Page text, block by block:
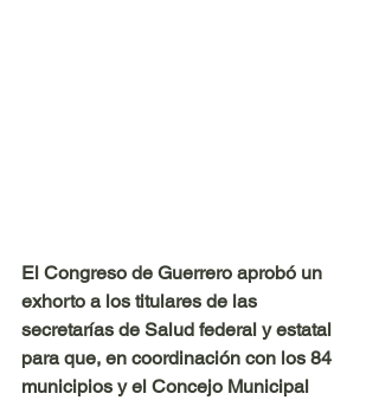
El Congreso de Guerrero aprobó un
exhorto a los titulares de las
secretarías de Salud federal y estatal
para que, en coordinación con los 84
municipios y el Concejo Municipal